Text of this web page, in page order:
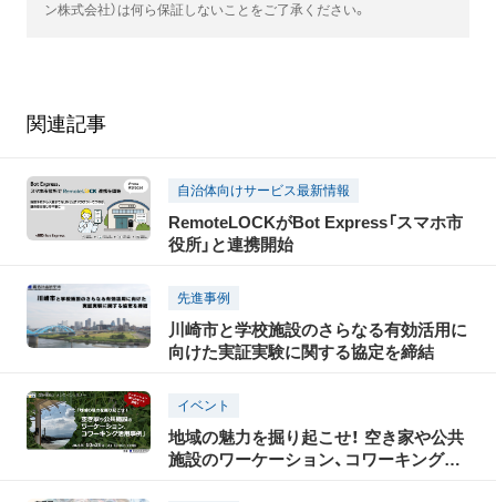
ン株式会社）は何ら保証しないことをご了承ください。
関連記事
自治体向けサービス最新情報
RemoteLOCKがBot Express「スマホ市
役所」と連携開始
先進事例
川崎市と学校施設のさらなる有効活用に
向けた実証実験に関する協定を締結
イベント
地域の魅力を掘り起こせ！ 空き家や公共
施設のワーケーション、コワーキング活